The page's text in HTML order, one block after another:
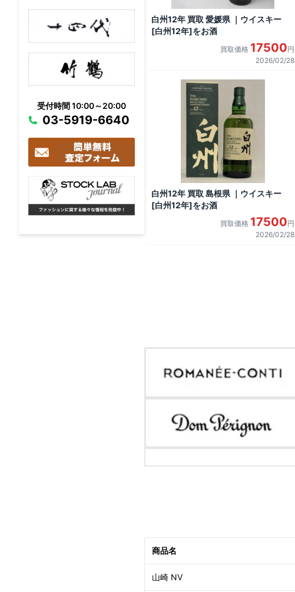
受付時間 10:00～20:00
03-5919-6640
白州12年 買取 愛媛県 ｜ウイスキー
[白州12年]をお酒
買取価格 17500円
2026/02/28
白州12年 買取 島根県 ｜ウイスキー
[白州12年]をお酒
買取価格 17500円
2026/02/28
商品名
山崎 NV